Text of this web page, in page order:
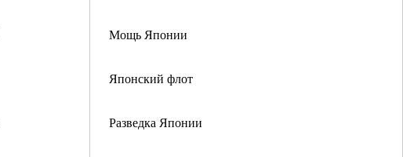
Мощь Японии
Японский флот
Разведка Японии